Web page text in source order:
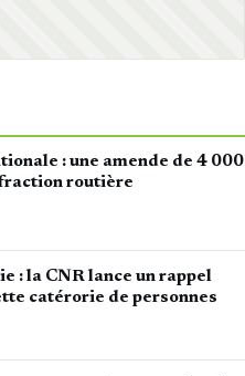
: une amende de 4 000
routière
: la CNR lance un rappel
catérorie de personnes